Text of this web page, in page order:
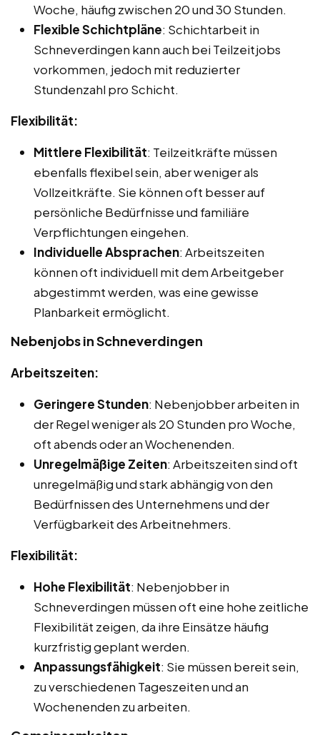
Woche, häufig zwischen 20 und 30 Stunden.
Flexible Schichtpläne: Schichtarbeit in
Schneverdingen kann auch bei Teilzeitjobs
vorkommen, jedoch mit reduzierter
Stundenzahl pro Schicht.
Flexibilität:
Mittlere Flexibilität: Teilzeitkräfte müssen
ebenfalls flexibel sein, aber weniger als
Vollzeitkräfte. Sie können oft besser auf
persönliche Bedürfnisse und familiäre
Verpflichtungen eingehen.
Individuelle Absprachen: Arbeitszeiten
können oft individuell mit dem Arbeitgeber
abgestimmt werden, was eine gewisse
Planbarkeit ermöglicht.
Nebenjobs in Schneverdingen
Arbeitszeiten:
Geringere Stunden: Nebenjobber arbeiten in
der Regel weniger als 20 Stunden pro Woche,
oft abends oder an Wochenenden.
Unregelmäßige Zeiten: Arbeitszeiten sind oft
unregelmäßig und stark abhängig von den
Bedürfnissen des Unternehmens und der
Verfügbarkeit des Arbeitnehmers.
Flexibilität:
Hohe Flexibilität: Nebenjobber in
Schneverdingen müssen oft eine hohe zeitliche
Flexibilität zeigen, da ihre Einsätze häufig
kurzfristig geplant werden.
Anpassungsfähigkeit: Sie müssen bereit sein,
zu verschiedenen Tageszeiten und an
Wochenenden zu arbeiten.